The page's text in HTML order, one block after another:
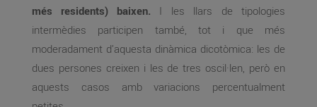
més residents) baixen. I les llars de tipologies
intermèdies participen també, tot i que més
moderadament d’aquesta dinàmica dicotòmica: les de
dues persones creixen i les de tres oscil·len, però en
aquests casos amb variacions percentualment